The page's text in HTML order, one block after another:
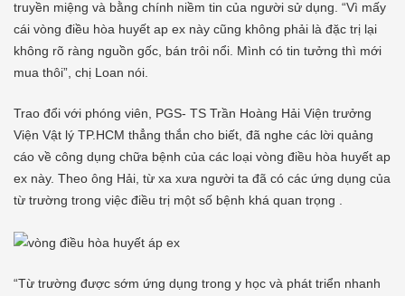
truyền miệng và bằng chính niềm tin của người sử dụng. “Vì mấy
cái vòng điều hòa huyết ap ex này cũng không phải là đặc trị lại
không rõ ràng nguồn gốc, bán trôi nổi. Mình có tin tưởng thì mới
mua thôi”, chị Loan nói.
Trao đổi với phóng viên, PGS- TS Trần Hoàng Hải Viện trưởng
Viện Vật lý TP.HCM thẳng thắn cho biết, đã nghe các lời quảng
cáo về công dụng chữa bệnh của các loại vòng điều hòa huyết ap
ex này. Theo ông Hải, từ xa xưa người ta đã có các ứng dụng của
từ trường trong việc điều trị một số bệnh khá quan trọng .
“Từ trường được sớm ứng dụng trong y học và phát triển nhanh